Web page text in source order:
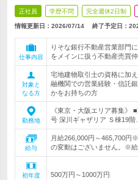
正社員 学歴不問 完全週休2日制
情報更新日：2026/07/14 終了予定日：
仕事内容
りそな銀行不動産営業部門
をメインに扱う不動産売買
対象と
なる方
宅地建物取引士の資格に加
融機関での営業経験・信託
かをお持ちの方
勤務地
《東京・大阪エリア募集》
号 深川ギャザリア Ｓ棟19階…
給与
月給266,000円～465,700円
の変動はございません。※
初年度
500万円～1000万円